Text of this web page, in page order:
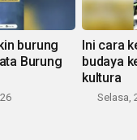
burung
Burung
Ini cara
budaya
kultura
Selasa,